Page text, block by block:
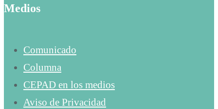
Medios
Comunicado
Columna
CEPAD en los medios
Aviso de Privacidad